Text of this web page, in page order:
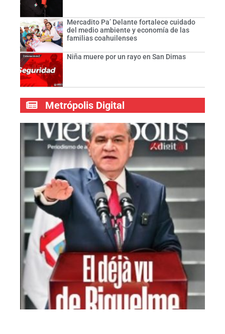
Mercadito Pa’ Delante fortalece cuidado
del medio ambiente y economía de las
familias coahuilenses
Niña muere por un rayo en San Dimas
Metrópolis Digital